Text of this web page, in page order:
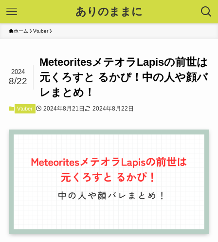
ありのままに
ホーム Vtuber
MeteoritesメテオラLapisの前世は
元くろすと るかぴ！中の人や顔バ
レまとめ！
2024
8/22
Vtuber 2024年8月21日 2024年8月22日